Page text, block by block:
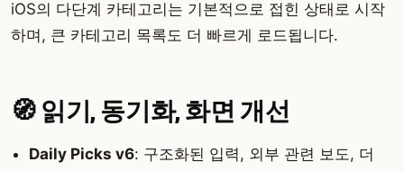
iOS의 다단계 카테고리는 기본적으로 접힌 상태로 시작
하며, 큰 카테고리 목록도 더 빠르게 로드됩니다.
🧭 읽기, 동기화, 화면 개선
Daily Picks v6: 구조화된 입력, 외부 관련 보도, 더